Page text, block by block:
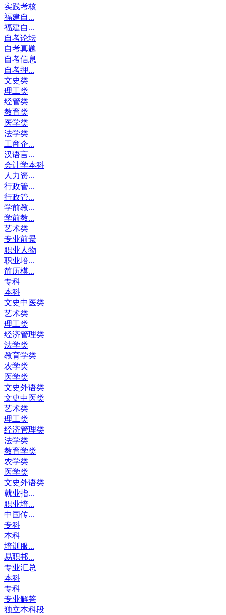
实践考核
福建自...
福建自...
自考论坛
自考真题
自考信息
自考押...
文史类
理工类
经管类
教育类
医学类
法学类
工商企...
汉语言...
会计学本科
人力资...
行政管...
行政管...
学前教...
学前教...
艺术类
专业前景
职业人物
职业培...
简历模...
专科
本科
文史中医类
艺术类
理工类
经济管理类
法学类
教育学类
农学类
医学类
文史外语类
文史中医类
艺术类
理工类
经济管理类
法学类
教育学类
农学类
医学类
文史外语类
就业指...
职业培...
中国传...
专科
本科
培训服...
易职邦...
专业汇总
本科
专科
专业解答
独立本科段